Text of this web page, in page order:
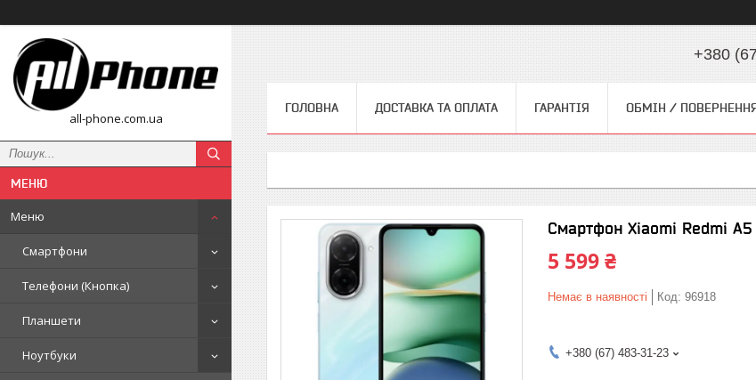
all-phone.com.ua
Меню
Смартфони
Телефони (Кнопка)
Планшети
Ноутбуки
+380
ГОЛОВНА ДОСТАВКА ТА ОПЛАТА ГАРАНТІЯ ОБМІН /
Смартфон Xiaomi Redmi
5 599 ₴
Немає в наявності Код: 96918
+380 (67) 483-31-23